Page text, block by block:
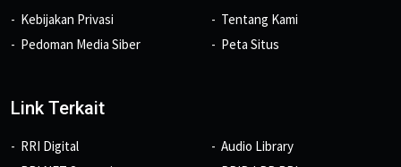
Kebijakan Privasi
Pedoman Media Siber
Tentang Kami
Peta Situs
Link Terkait
RRI Digital
Audio Library